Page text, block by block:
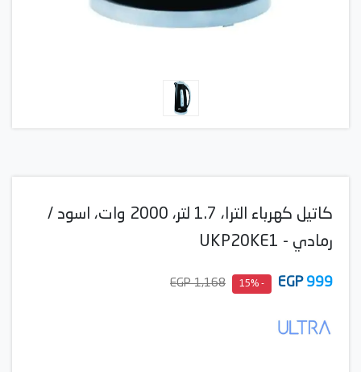
كاتيل كهرباء الترا، 1.7 لتر، 2000 وات، اسود /
رمادي - UKP20KE1
999
EGP
- 15%
1,168 EGP